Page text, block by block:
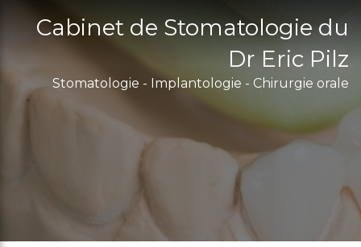
Cabinet de Stomatologie du
Dr Eric Pilz
Stomatologie - Implantologie - Chirurgie orale